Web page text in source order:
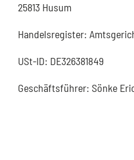
25813 Husum
Handelsregister:
USt-ID: DE326381849
Geschäftsführer: Sönke